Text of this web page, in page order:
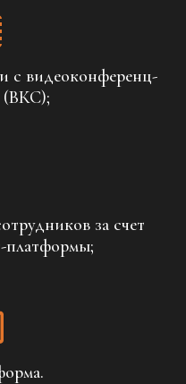
с видеоконференц-
(ВКС);
за счет
платформы;